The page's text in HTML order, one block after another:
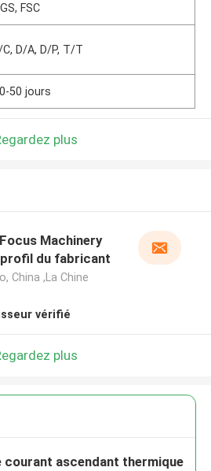
rappellerons bientôt!
FSC
C, D/A, D/P, T/T
50 jours
plus
Machinery
du fabricant
China ,La Chine
vérifié
plus
courant ascendant thermique